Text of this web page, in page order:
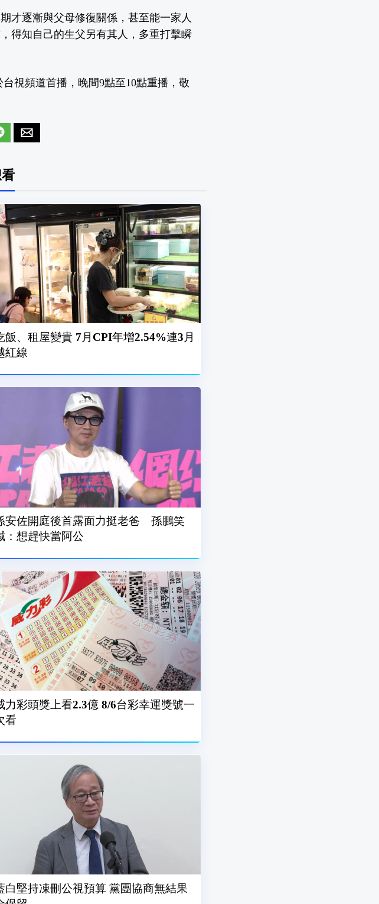
才逐漸與父母修復關係，甚至能一家人
得知自己的生父另有其人，多重打擊瞬
視頻道首播，晚間9點至10點重播，敬
飯、租屋變貴 7月CPI年增2.54%連3月
紅線
安佐開庭後首露面力挺老爸 孫鵬笑
：想趕快當阿公
力彩頭獎上看2.3億 8/6台彩幸運獎號一
看
白堅持凍刪公視預算 黨團協商無結果